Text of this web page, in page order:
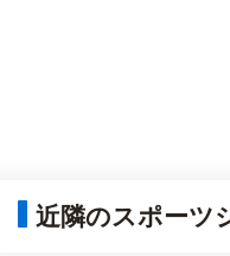
近隣のスポーツ